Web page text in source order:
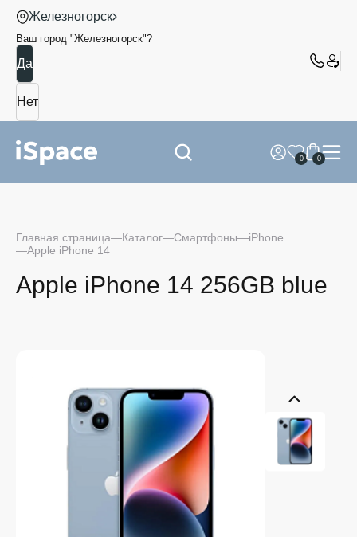
Железногорск
Ваш город "Железногорск"?
0 0
Главная страница Каталог Смартфоны
iPhone
Apple iPhone 14
Apple iPhone 14 256GB blue